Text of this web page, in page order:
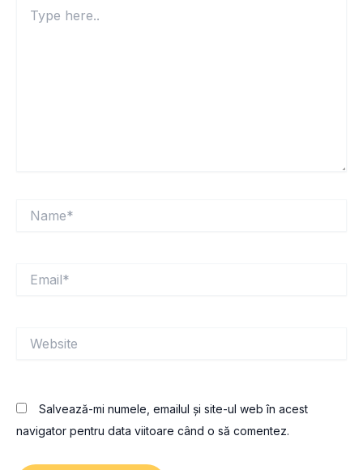
here..
Salvează-mi numele, emailul și site-ul web în acest
navigator pentru data viitoare când o să comentez.